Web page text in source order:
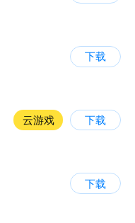
下载
云游戏 下载
下载